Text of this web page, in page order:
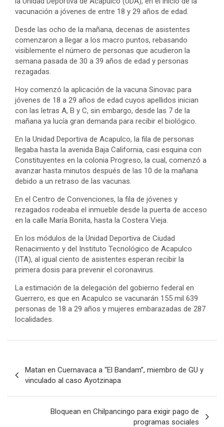
vacunación a jóvenes de entre 18 y 29 años de edad.
Desde las ocho de la mañana, decenas de asistentes
comenzaron a llegar a los macro puntos, rebasando
visiblemente el número de personas que acudieron la
semana pasada de 30 a 39 años de edad y personas
rezagadas.
Hoy comenzó la aplicación de la vacuna Sinovac para
jóvenes de 18 a 29 años de edad cuyos apellidos inician
con las letras A, B y C, sin embargo, desde las 7 de la
mañana ya lucía gran demanda para recibir el biológico.
En la Unidad Deportiva de Acapulco, la fila de personas
llegaba hasta la avenida Baja California, casi esquina con
Constituyentes en la colonia Progreso, la cual, comenzó a
avanzar hasta minutos después de las 10 de la mañana
debido a un retraso de las vacunas.
En el Centro de Convenciones, la fila de jóvenes y
rezagados rodeaba el inmueble desde la puerta de acceso
en la calle María Bonita, hasta la Costera Vieja.
En los módulos de la Unidad Deportiva de Ciudad
Renacimiento y del Instituto Tecnológico de Acapulco
(ITA), al igual ciento de asistentes esperan recibir la
primera dosis para prevenir el coronavirus.
La estimación de la delegación del gobierno federal en
Guerrero, es que en Acapulco se vacunarán 155 mil 639
personas de 18 a 29 años y mujeres embarazadas de 287
localidades.
de
entradas
Matan en Cuernavaca a “El Bandam”, miembro de GU y
vinculado al caso Ayotzinapa
Bloquean en Chilpancingo para exigir pago de
programas sociales